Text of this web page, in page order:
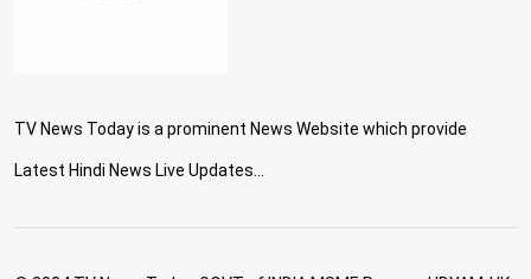
TV News Today is a prominent News Website which provide
Latest Hindi News Live Updates...